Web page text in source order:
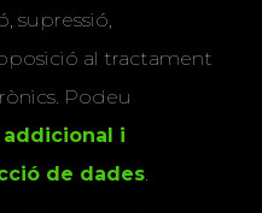
supressió,
al tractament
Podeu
i
de dades